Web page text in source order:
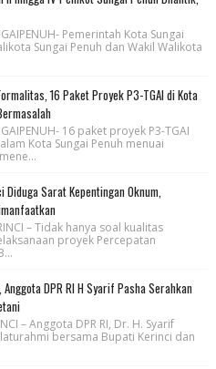
Pemerintah Kota Sungai
Sungai Penuh dan Wakil Walikota
16 Paket Proyek P3-TGAI di Kota
16 paket proyek P3-TGAI
Kota Sungai Penuh menuai
Diduga Sarat Kepentingan Oknum,
– Tidak hanya soal kualitas
proyek Percepatan
DPR RI H Syarif Pasha Serahkan
– Anggota DPR RI, Dr. H. Syarif
bersama Bupati Kerinci dan